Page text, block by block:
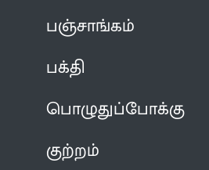
பஞ்சாங்கம்
பக்தி
பொழுதுப்போக்கு
குற்றம்